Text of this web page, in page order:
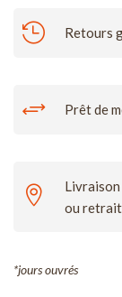
 Retours
+ Prêt de

Livraison
ou retrait
*jours ouvrés